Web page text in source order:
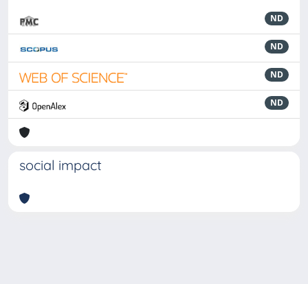
ND
ND
ND
ND
social impact